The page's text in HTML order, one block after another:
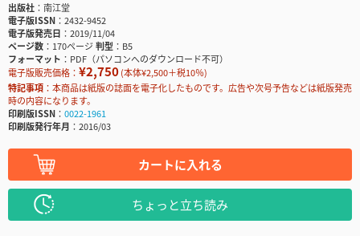
出版社
南江堂
電子版ISSN
2432-9452
電子版発売日
2019/11/04
ページ数
170ページ判型
B5
フォーマット
PDF（パソコンへのダウンロード不可）
電子版販売価格： ¥2,750(本体¥2,500＋税10％)
特記事項
本商品は紙版の誌面を電子化したものです。広告や次号予告などは紙版発売
時の内容になります。
印刷版ISSN
0022-1961
印刷版発行年月
2016/03
カートに入れる
ちょっと立ち読み